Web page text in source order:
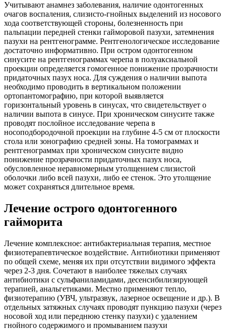
Учитывают анамнез заболевания, наличие одонтогенных
очагов воспаления, слизисто-гнойных выделений из носового
хода соответствующей стороны, болезненность при
пальпации передней стенки гайморовой пазухи, затемнения
пазухи на рентгенограмме. Рентгенологическое исследование
достаточно информативно. При остром одонтогенном
синусите на рентгенограммах черепа в полуаксиальной
проекции определяется гомогенное понижение прозрачности
придаточных пазух носа. Для суждения о наличии выпота
необходимо проводить в вертикальном положении
ортопантомографию, при которой выявляется
горизонтальный уровень в синусах, что свидетельствует о
наличии выпота в синусе. При хроническом синусите также
проводят послойное исследование черепа в
носоподбородочной проекции на глубине 4-5 см от плоскости
стола или зонографию средней зоны. На томограммах и
рентгенограммах при хроническом синусите видно
понижение прозрачности придаточных пазух носа,
обусловленное неравномерным утолщением слизистой
оболочки либо всей пазухи, либо ее стенок. Это утолщение
может сохраняться длительное время.
Лечение острого одонтогенного
гайморита
Лечение комплексное: антибактериальная терапия, местное
физиотерапевтическое воздействие. Антибиотики применяют
по общей схеме, меняя их при отсутствии видимого эффекта
через 2-3 дня. Сочетают в наиболее тяжелых случаях
антибиотики с сульфаниламидами, десенсибилизирующей
терапией, анальгетиками. Местно применяют тепло,
физиотерапию (УВЧ, ультразвук, лазерное освещение и др.). В
отдельных затяжных случаях проводят пункцию пазухи (через
носовой ход или переднюю стенку пазухи) с удалением
гнойного содержимого и промыванием пазухи